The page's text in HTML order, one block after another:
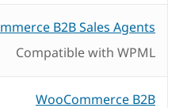
B2B Sales Agents
Compatible with WPML
WooCommerce B2B